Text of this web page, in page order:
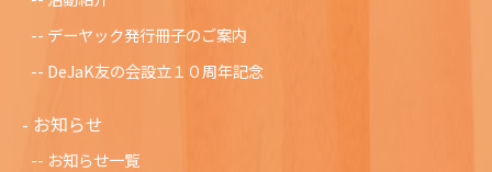
デーヤック発行冊子のご案内
DeJaK友の会設立１０周年記念
お知らせ
お知らせ一覧